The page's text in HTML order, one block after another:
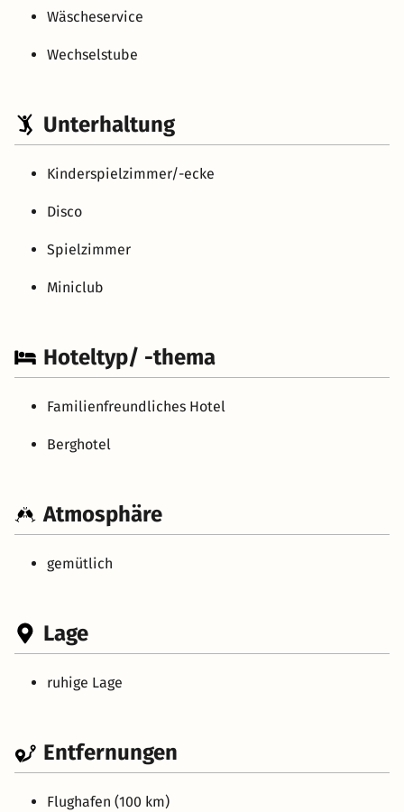
Wäscheservice
Wechselstube
Unterhaltung
Kinderspielzimmer/-ecke
Disco
Spielzimmer
Miniclub
Hoteltyp/ -thema
Familienfreundliches Hotel
Berghotel
Atmosphäre
gemütlich
Lage
ruhige Lage
Entfernungen
Flughafen (100 km)